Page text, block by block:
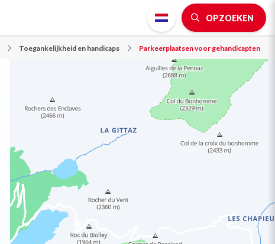
OPZOEKEN
Toegankelijkheid en handicaps Parkeerplaatsen voor gehandicapten